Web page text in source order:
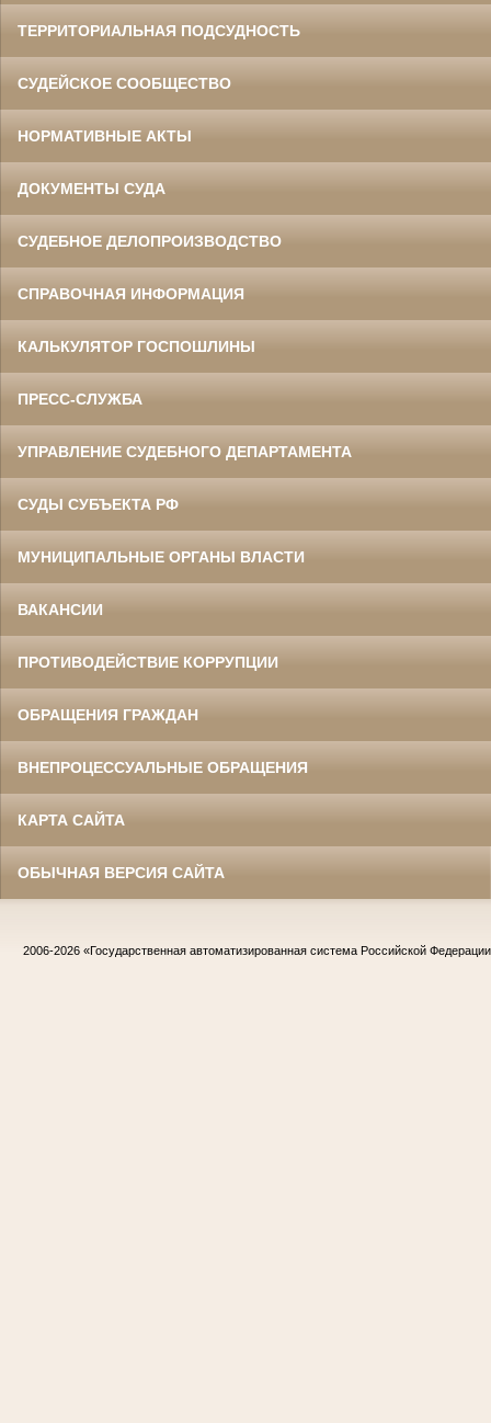
ТЕРРИТОРИАЛЬНАЯ ПОДСУДНОСТЬ
СУДЕЙСКОЕ СООБЩЕСТВО
НОРМАТИВНЫЕ АКТЫ
ДОКУМЕНТЫ СУДА
СУДЕБНОЕ ДЕЛОПРОИЗВОДСТВО
СПРАВОЧНАЯ ИНФОРМАЦИЯ
КАЛЬКУЛЯТОР ГОСПОШЛИНЫ
ПРЕСС-СЛУЖБА
УПРАВЛЕНИЕ СУДЕБНОГО ДЕПАРТАМЕНТА
СУДЫ СУБЪЕКТА РФ
МУНИЦИПАЛЬНЫЕ ОРГАНЫ ВЛАСТИ
ВАКАНСИИ
ПРОТИВОДЕЙСТВИЕ КОРРУПЦИИ
ОБРАЩЕНИЯ ГРАЖДАН
ВНЕПРОЦЕССУАЛЬНЫЕ ОБРАЩЕНИЯ
КАРТА САЙТА
ОБЫЧНАЯ ВЕРСИЯ САЙТА
2006-2026 «Государственная автоматизированная система Российской